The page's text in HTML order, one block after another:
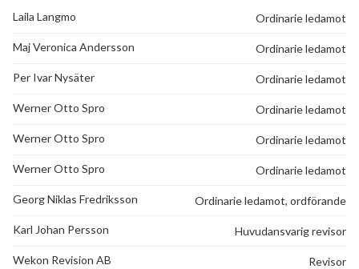
Laila Langmo Ordinarie ledamot
Maj Veronica Andersson Ordinarie ledamot
Per Ivar Nysäter Ordinarie ledamot
Werner Otto Spro Ordinarie ledamot
Werner Otto Spro Ordinarie ledamot
Werner Otto Spro Ordinarie ledamot
Georg Niklas Fredriksson Ordinarie ledamot, ordförande
Karl Johan Persson Huvudansvarig revisor
Wekon Revision AB Revisor